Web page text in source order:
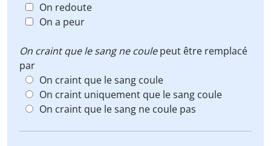
On redoute
On a peur
On craint que le sang ne coulepeut être remplacé
par
On craint que le sang coule
On craint uniquement que le sang coule
On craint que le sang ne coule pas